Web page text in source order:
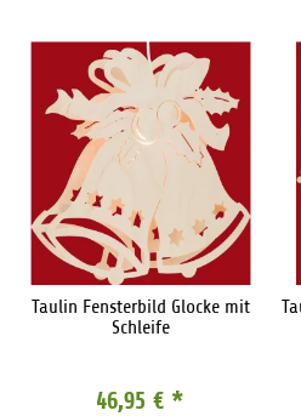
Taulin Fensterbild Glocke mit
Schleife
46,95 € *